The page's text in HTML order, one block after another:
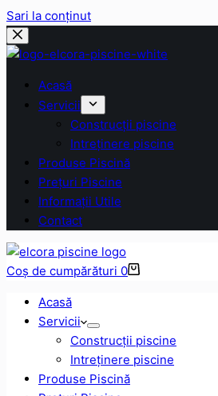
Sari la conținut
Acasă
Servicii
Construcții piscine
Intreținere piscine
Produse Piscină
Prețuri Piscine
Informații Utile
Contact
Coș de cumpărături 0
Acasă
Servicii
Construcții piscine
Intreținere piscine
Produse Piscină